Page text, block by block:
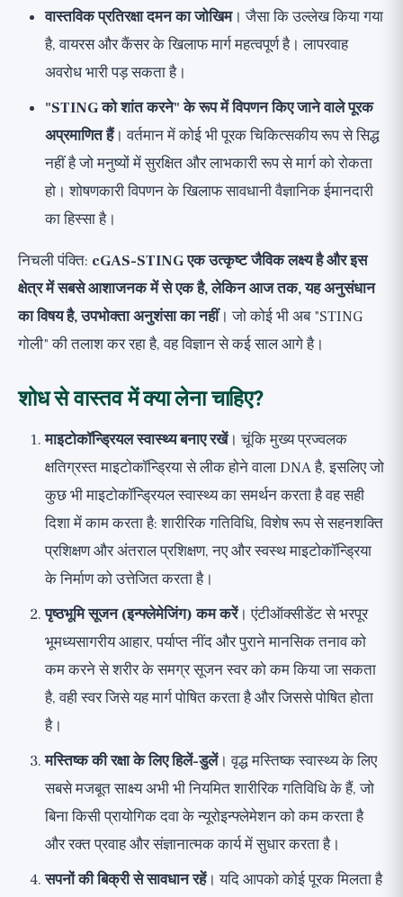
वास्तविक प्रतिरक्षा दमन का जोखिम। जैसा कि उल्लेख किया गया
है, वायरस और कैंसर के खिलाफ मार्ग महत्वपूर्ण है। लापरवाह
अवरोध भारी पड़ सकता है।
"STING को शांत करने" के रूप में विपणन किए जाने वाले पूरक
अप्रमाणित हैं। वर्तमान में कोई भी पूरक चिकित्सकीय रूप से सिद्ध
नहीं है जो मनुष्यों में सुरक्षित और लाभकारी रूप से मार्ग को रोकता
हो। शोषणकारी विपणन के खिलाफ सावधानी वैज्ञानिक ईमानदारी
का हिस्सा है।
निचली पंक्ति: cGAS-STING एक उत्कृष्ट जैविक लक्ष्य है और इस
क्षेत्र में सबसे आशाजनक में से एक है, लेकिन आज तक, यह अनुसंधान
का विषय है, उपभोक्ता अनुशंसा का नहीं। जो कोई भी अब "STING
गोली" की तलाश कर रहा है, वह विज्ञान से कई साल आगे है।
शोध से वास्तव में क्या लेना चाहिए?
माइटोकॉन्ड्रियल स्वास्थ्य बनाए रखें। चूंकि मुख्य प्रज्वलक
क्षतिग्रस्त माइटोकॉन्ड्रिया से लीक होने वाला DNA है, इसलिए जो
कुछ भी माइटोकॉन्ड्रियल स्वास्थ्य का समर्थन करता है वह सही
दिशा में काम करता है: शारीरिक गतिविधि, विशेष रूप से सहनशक्ति
प्रशिक्षण और अंतराल प्रशिक्षण, नए और स्वस्थ माइटोकॉन्ड्रिया
के निर्माण को उत्तेजित करता है।
पृष्ठभूमि सूजन (इन्फ्लेमेजिंग) कम करें। एंटीऑक्सीडेंट से भरपूर
भूमध्यसागरीय आहार, पर्याप्त नींद और पुराने मानसिक तनाव को
कम करने से शरीर के समग्र सूजन स्वर को कम किया जा सकता
है, वही स्वर जिसे यह मार्ग पोषित करता है और जिससे पोषित होता
है।
मस्तिष्क की रक्षा के लिए हिलें-डुलें। वृद्ध मस्तिष्क स्वास्थ्य के लिए
सबसे मजबूत साक्ष्य अभी भी नियमित शारीरिक गतिविधि के हैं, जो
बिना किसी प्रायोगिक दवा के न्यूरोइन्फ्लेमेशन को कम करता है
और रक्त प्रवाह और संज्ञानात्मक कार्य में सुधार करता है।
सपनों की बिक्री से सावधान रहें। यदि आपको कोई पूरक मिलता है